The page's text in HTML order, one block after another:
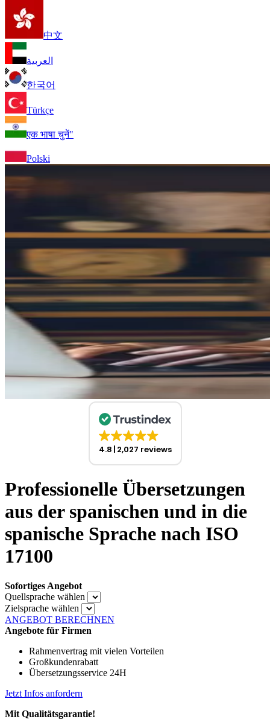
中文
العربية
한국어
Türkçe
एक भाषा चुनें"
Polski
4.8 2,027 reviews
Professionelle Übersetzungen
aus der spanischen und in die
spanische Sprache nach ISO
17100
Sofortiges Angebot
Quellsprache wählen
Zielsprache wählen
ANGEBOT BERECHNEN
Angebote für Firmen
Rahmenvertrag mit vielen Vorteilen
Großkundenrabatt
Übersetzungsservice 24H
Jetzt Infos anfordern
Mit Qualitätsgarantie!